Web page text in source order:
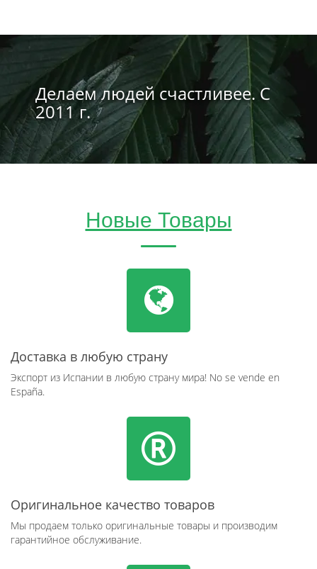
Делаем людей счастливее. С
2011 г.
Новые Товары
Доставка в любую страну
Экспорт из Испании в любую страну мира! No se vende en
España.
Оригинальное качество товаров
Мы продаем только оригинальные товары и производим
гарантийное обслуживание.